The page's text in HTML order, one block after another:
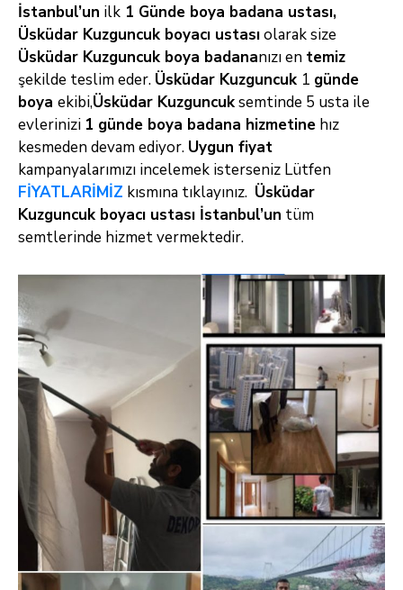
İstanbul’un ilk 1 Günde boya badana ustası,
Üsküdar Kuzguncuk boyacı ustasıolarak size
Üsküdar Kuzguncuk boya badananızı en temiz
şekilde teslim eder. Üsküdar Kuzguncuk 1 günde
boya ekibi,Üsküdar Kuzguncuksemtinde 5 usta ile
evlerinizi 1 günde boya badana hizmetine hız
kesmeden devam ediyor. Uygun fiyat
kampanyalarımızı incelemek isterseniz Lütfen
FİYATLARİMİZ kısmına tıklayınız. Üsküdar
Kuzguncuk boyacı ustası İstanbul’un tüm
semtlerinde hizmet vermektedir.